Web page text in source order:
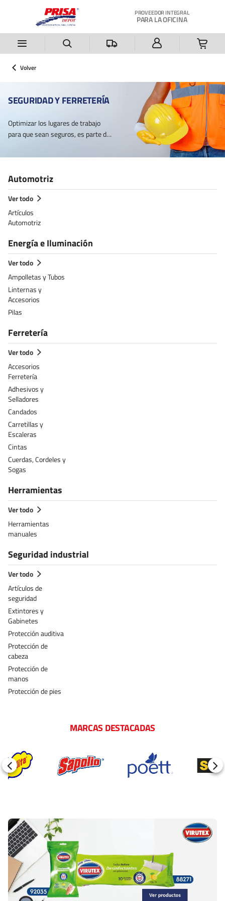
PROVEEDOR INTEGRAL
PARA LA OFICINA
Volver
SEGURIDAD Y FERRETERÍA
Optimizar los lugares de trabajo
para que sean seguros, es parte de
tienen las empresas en beneficio
el riesgo de accidentes laborales y
se fomenta la productividad de los
trabajadores.
Automotriz
Ver todo
Artículos
Automotriz
Energía e Iluminación
Ver todo
Ampolletas y Tubos
Linternas y
Accesorios
Pilas
Ferretería
Ver todo
Accesorios
Ferretería
Adhesivos y
Selladores
Candados
Carretillas y
Escaleras
Cintas
Cuerdas, Cordeles y
Sogas
Herramientas
Ver todo
Herramientas
manuales
Seguridad industrial
Ver todo
Artículos de
seguridad
Extintores y
Gabinetes
Protección auditiva
Protección de
cabeza
Protección de
manos
Protección de pies
MARCAS DESTACADAS